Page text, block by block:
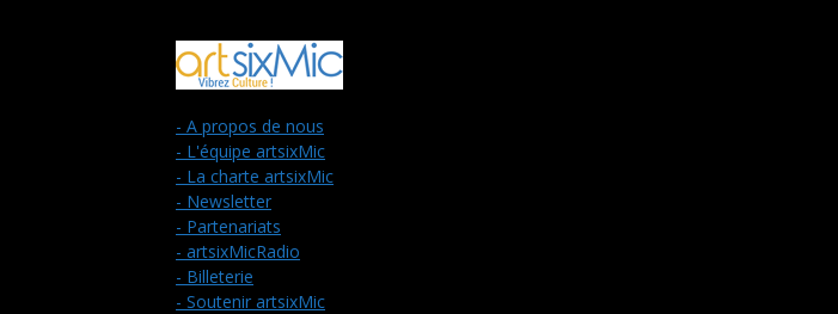
- A propos de nous
- L'équipe artsixMic
- La charte artsixMic
- Newsletter
- Partenariats
- artsixMicRadio
- Billeterie
- Soutenir artsixMic